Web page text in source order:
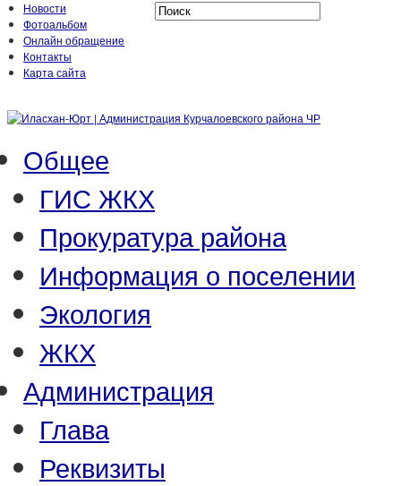
Новости
Фотоальбом
Онлайн обращение
Контакты
Карта сайта
Общее
ГИС ЖКХ
Прокуратура района
Информация о поселении
Экология
ЖКХ
Администрация
Глава
Реквизиты